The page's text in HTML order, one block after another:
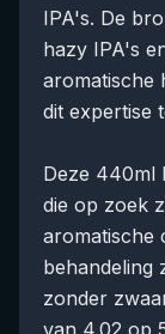
IPA's. De
hazy IPA's
aromatische
dit expertise
Deze 440ml
die op zoek
aromatische
behandeling
zonder
van 4.02 op